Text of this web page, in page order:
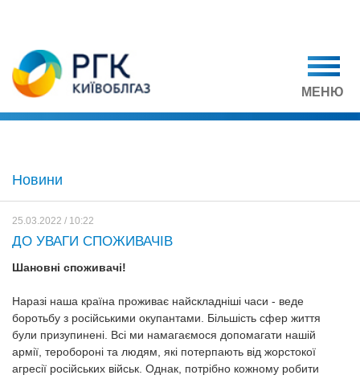
МЕНЮ
Новини
25.03.2022 / 10:22
ДО УВАГИ СПОЖИВАЧІВ
Шановні споживачі!
Наразі наша країна проживає найскладніші часи - веде
боротьбу з російськими окупантами. Більшість сфер життя
були призупинені. Всі ми намагаємося допомагати нашій
армії, теробороні та людям, які потерпають від жорстокої
агресії російських військ. Однак, потрібно кожному робити